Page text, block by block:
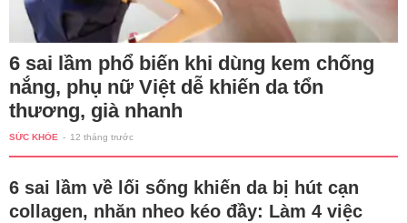
6 sai lầm phổ biến khi dùng kem chống
nắng, phụ nữ Việt dễ khiến da tổn
thương, già nhanh
SỨC KHỎE - 12 tháng trước
6 sai lầm về lối sống khiến da bị hút cạn
collagen, nhăn nheo kéo đầy: Làm 4 việc